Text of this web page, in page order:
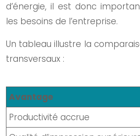
d’énergie, il est donc
les besoins de l’entreprise.
Un tableau illustre la
transversaux :
Avantage
Productivité accrue